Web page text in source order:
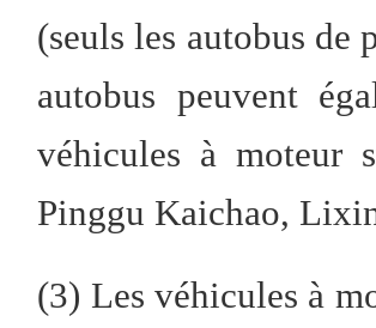
(seuls les autobus
autobus peuvent
véhicules à moteur
Pinggu Kaichao,
(3) Les véhicules à